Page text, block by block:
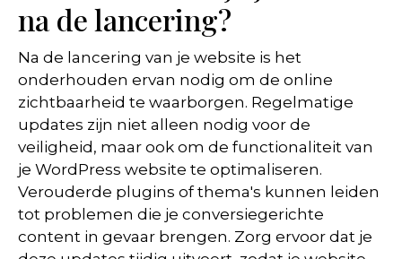
na de lancering?
Na de lancering van je website is het
onderhouden ervan nodig om de online
zichtbaarheid te waarborgen. Regelmatige
updates zijn niet alleen nodig voor de
veiligheid, maar ook om de functionaliteit van
je WordPress website te optimaliseren.
Verouderde plugins of thema's kunnen leiden
tot problemen die je conversiegerichte
content in gevaar brengen. Zorg ervoor dat je